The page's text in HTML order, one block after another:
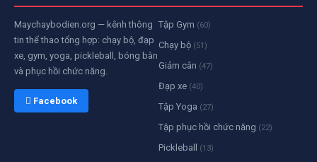
Maychaybodien.org — kênh thông
tin thể thao tổng hợp: chạy bộ, đạp
xe, gym, yoga, pickleball, bóng bàn
và phục hồi chức năng.
 Facebook
Tập Gym (60)
Chạy bộ (51)
Giảm cân (47)
Đạp xe (40)
Tập Yoga (27)
Tập phục hồi chức năng (22)
Pickleball (13)